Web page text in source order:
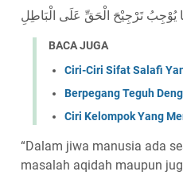
يُوْجِبُ تَرْجِيْحَ الْحَقِّ عَلَى الْبَاطِلِ
BACA JUGA
Ciri-Ciri Sifat Salafi
Berpegang Teguh
Ciri Kelompok Yang
“Dalam jiwa manusia ada
masalah aqidah maupun